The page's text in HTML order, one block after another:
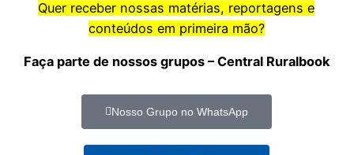
Quer receber nossas matérias, reportagens e
conteúdos em primeira mão?
Faça parte de nossos grupos – Central Ruralbook
Nosso Grupo no WhatsApp